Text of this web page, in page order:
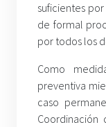
suficientes
de formal
por todos los
Como
preventiva
caso